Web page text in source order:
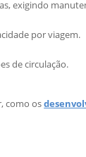
exigindo
por viagem.
de circulação.
como os